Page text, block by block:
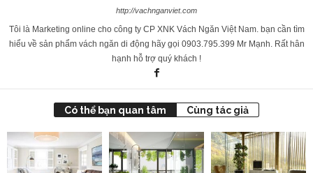
http://vachnganviet.com
Tôi là Marketing online cho công ty CP XNK Vách Ngăn Việt Nam. bạn cần tìm
hiểu về sản phẩm vách ngăn di động hãy gọi 0903.795.399 Mr Mạnh. Rất hân
hạnh hỗ trợ quý khách !
Có thể bạn quan tâm Cùng tác giả